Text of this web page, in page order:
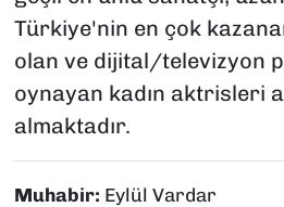
Türkiye'nin en çok
olan ve dijital/televizyon
oynayan kadın aktrisleri
almaktadır.
Muhabir: Eylül Vardar